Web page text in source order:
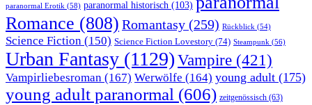
paranormal Erotik (58) paranormal historisch (103)
Romance (808) Romantasy (259) Rückblick (54)
Science Fiction (150) Science Fiction Lovestory (74) Steampunk (56)
Urban Fantasy (1129) Vampire (421)
Vampirliebesroman (167) Werwölfe (164) young adult (175)
young adult paranormal (606) zeitgenössisch (63)